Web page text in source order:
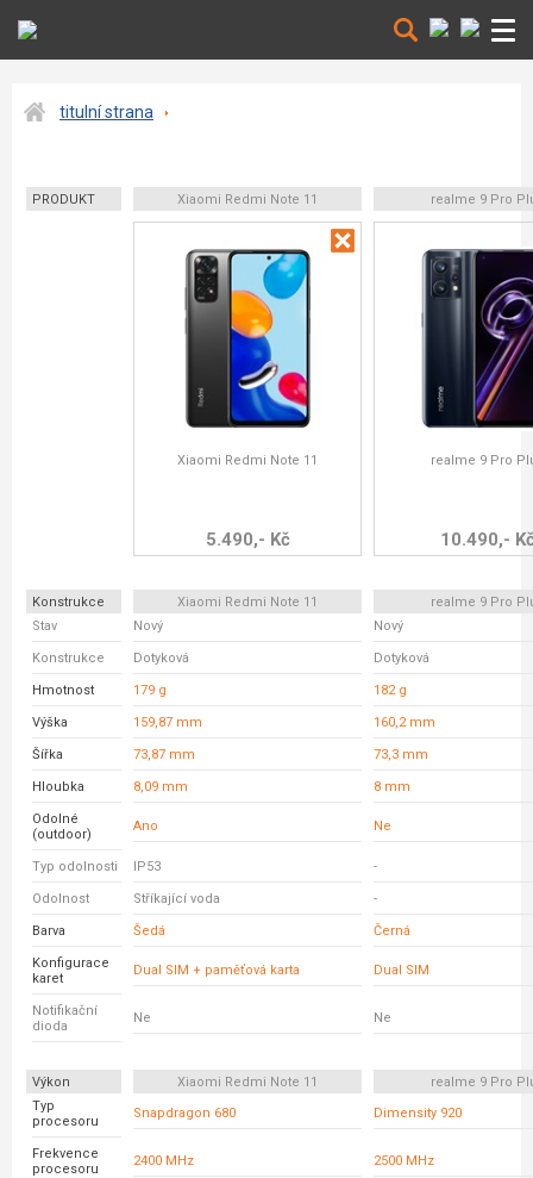
titulní strana
PRODUKT Xiaomi Redmi Note 11 realme 9 Pro
Xiaomi Redmi Note 11
5.490,- Kč
realme 9 Pro
10.490,-
Konstrukce Xiaomi Redmi Note 11
realme 9 Pro
Stav
Nový Nový
Konstrukce Dotyková Dotyková
Hmotnost 179 g 182 g
Výška 159,87 mm 160,2 mm
Šířka 73,87 mm 73,3 mm
Hloubka 8,09 mm 8 mm
Odolné
(outdoor)
Ano Ne
Typ odolnosti IP53 -
Odolnost Stříkající voda -
Barva Šedá Černá
Konfigurace
karet
Dual SIM + paměťová karta Dual SIM
Notifikační
dioda
Ne Ne
Výkon Xiaomi Redmi Note 11
realme 9 Pro
Typ
procesoru
Snapdragon 680 Dimensity 920
Frekvence
procesoru
2400 MHz 2500 MHz